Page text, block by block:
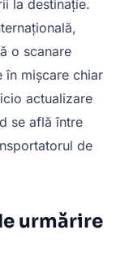
la destinație.
o scanare
în mișcare chiar
actualizare
se află între
de
urmărire